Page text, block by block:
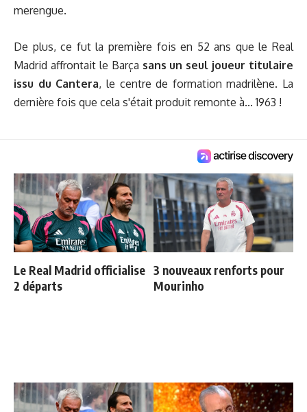
merengue.
De plus, ce fut la première fois en 52 ans que le Real
Madrid affrontait le Barça sans un seul joueur titulaire
issu du Cantera, le centre de formation madrilène. La
dernière fois que cela s'était produit remonte à... 1963 !
Le Real Madrid officialise
2 départs
3 nouveaux renforts pour
Mourinho